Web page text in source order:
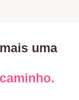
uma